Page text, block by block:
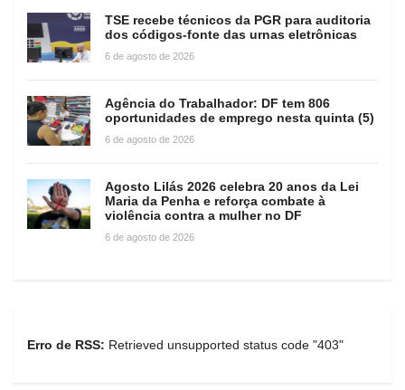
TSE recebe técnicos da PGR para auditoria
dos códigos-fonte das urnas eletrônicas
6 de agosto de 2026
Agência do Trabalhador: DF tem 806
oportunidades de emprego nesta quinta (5)
6 de agosto de 2026
Agosto Lilás 2026 celebra 20 anos da Lei
Maria da Penha e reforça combate à
violência contra a mulher no DF
6 de agosto de 2026
Erro de RSS: Retrieved unsupported status code "403"